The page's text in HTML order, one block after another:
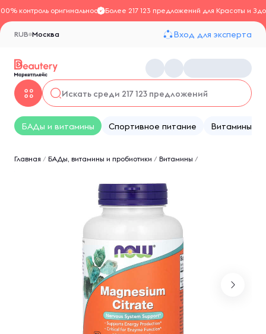
контроль оригинальностиБолее 217 123 предложений для Красоты и
Москва
RUB Вход для эксперта
БАДы и витамины Спортивное питание Витамины
Главная / БАДы, витамины и пробиотики / Витамины /